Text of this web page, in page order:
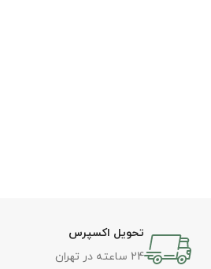
تحویل اکسپرس
24 ساعته در تهران